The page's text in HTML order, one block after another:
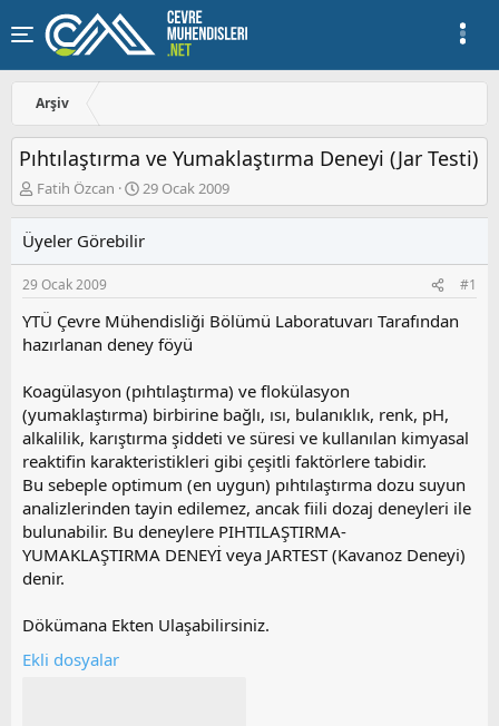
Arşiv
Pıhtılaştırma ve Yumaklaştırma Deneyi (Jar Testi)
K
o
u
y
u
b
a
ş
a
t
a
n
Fatih Özcan
B
a
l
a
ı
ç
a
r
i
h
i
29 Ocak 2009
Üyeler Görebilir
29 Ocak 2009 #1
YTÜ Çevre Mühendisliği Bölümü Laboratuvarı Tarafından
hazırlanan deney föyü
Koagülasyon (pıhtılaştırma) ve flokülasyon
(yumaklaştırma) birbirine bağlı, ısı, bulanıklık, renk, pH,
alkalilik, karıştırma şiddeti ve süresi ve kullanılan kimyasal
reaktifin karakteristikleri gibi çeşitli faktörlere tabidir.
Bu sebeple optimum (en uygun) pıhtılaştırma dozu suyun
analizlerinden tayin edilemez, ancak fiili dozaj deneyleri ile
bulunabilir. Bu deneylere PIHTILAŞTIRMA-
YUMAKLAŞTIRMA DENEYİ veya JARTEST (Kavanoz Deneyi)
denir.
Dökümana Ekten Ulaşabilirsiniz.
Ekli dosyalar